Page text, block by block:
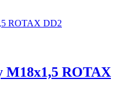
M18x1,5 ROTAX